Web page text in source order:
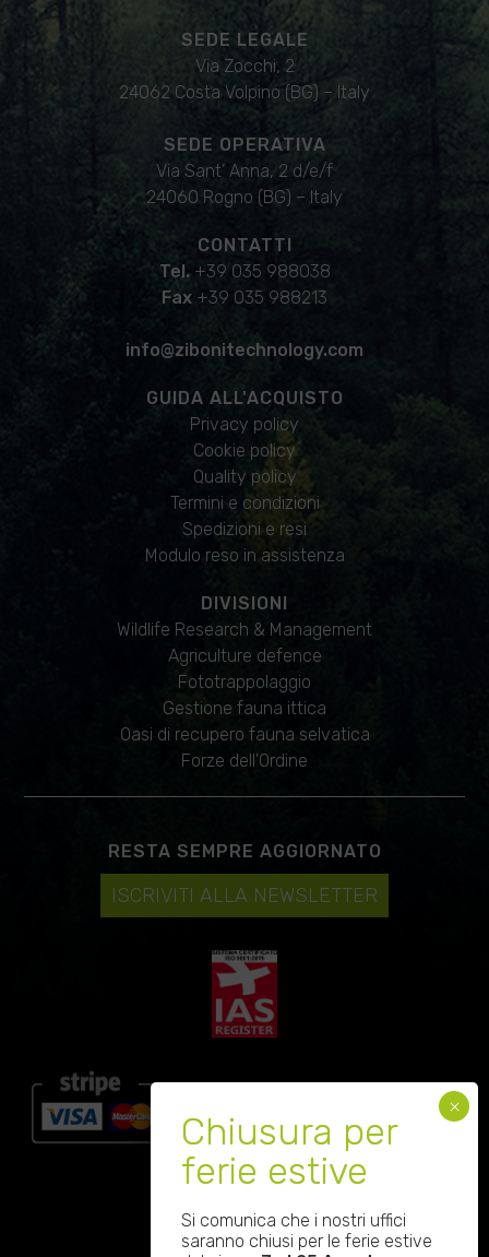
SEDE LEGALE
Via Zocchi, 2
24062 Costa Volpino (BG) – Italy
SEDE OPERATIVA
Via Sant’ Anna, 2 d/e/f
24060 Rogno (BG) – Italy
CONTATTI
Tel.+39 035 988038
Fax +39 035 988213
info@zibonitechnology.com
GUIDA ALL'ACQUISTO
Privacy policy
Cookie policy
Quality policy
Termini e condizioni
Spedizioni e resi
Modulo reso in assistenza
DIVISIONI
Wildlife Research & Management
Agriculture defence
Fototrappolaggio
Gestione fauna ittica
Oasi di recupero fauna selvatica
Forze dell'Ordine
RESTA SEMPRE AGGIORNATO
ISCRIVITI ALLA NEWSLETTER
SEGUICI SU
Si comunica che i nostri uffici
saranno chiusi per le ferie estive